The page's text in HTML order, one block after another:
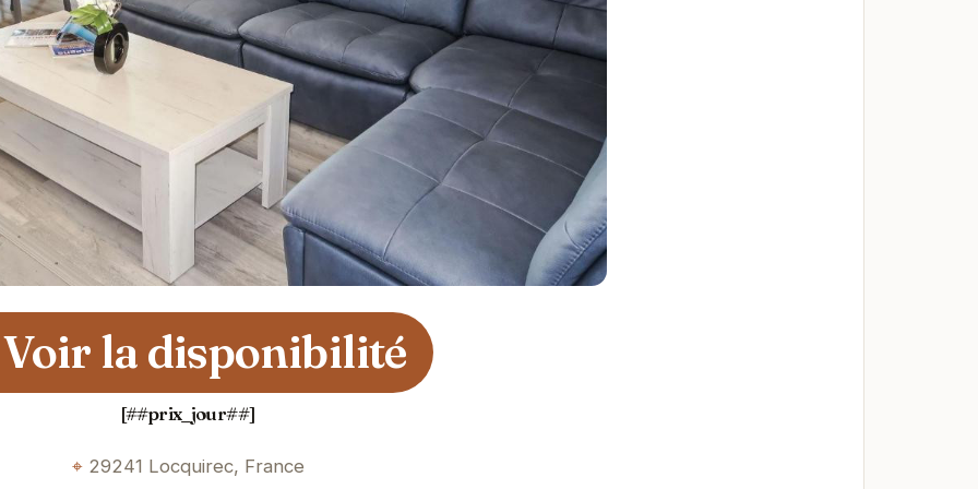
Voir la disponibilité
[##prix_jour##]
29241 Locquirec, France